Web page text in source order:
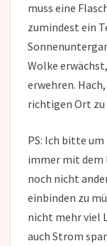
muss eine
zumindest ein
Wolke
erwehren.
richtigen Ort zu
PS: Ich bitte
immer mit dem
noch nicht
einbinden zu
nicht mehr viel
auch Strom